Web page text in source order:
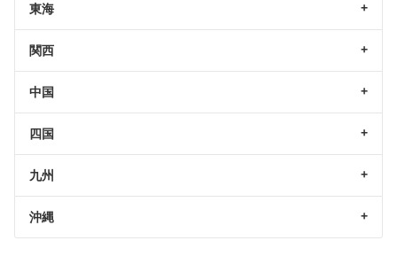
東海
関西
中国
四国
九州
沖縄